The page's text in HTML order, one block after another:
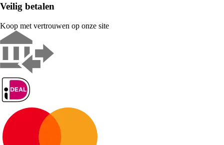
Veilig betalen
Koop met vertrouwen op onze site